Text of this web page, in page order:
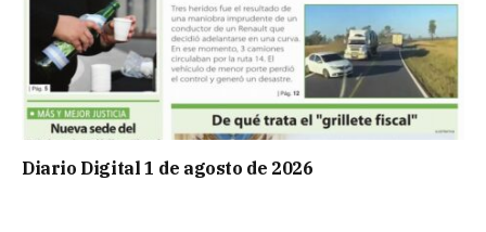
Diario Digital 1 de agosto de 2026